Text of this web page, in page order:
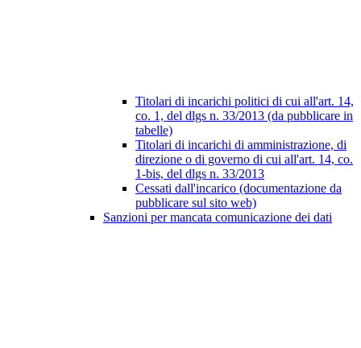
Titolari di incarichi politici di cui all'art. 14,
co. 1, del dlgs n. 33/2013 (da pubblicare in
tabelle)
Titolari di incarichi di amministrazione, di
direzione o di governo di cui all'art. 14, co.
1-bis, del dlgs n. 33/2013
Cessati dall'incarico (documentazione da
pubblicare sul sito web)
Sanzioni per mancata comunicazione dei dati